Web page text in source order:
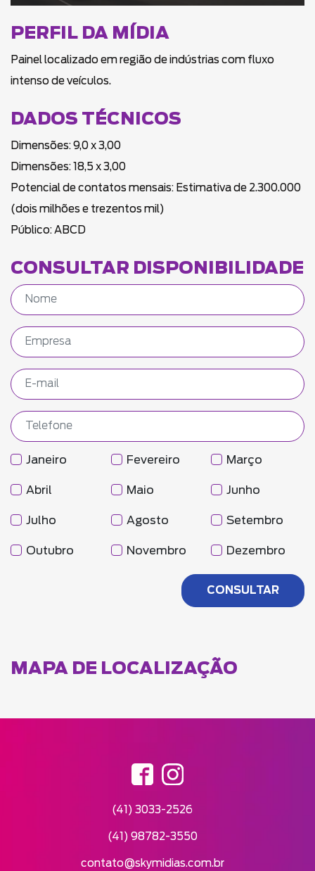
PERFIL DA MÍDIA
Painel localizado em região de indústrias com fluxo
intenso de veículos.
DADOS TÉCNICOS
Dimensões: 9,0 x 3,00
Dimensões: 18,5 x 3,00
Potencial de contatos mensais: Estimativa de 2.300.000
(dois milhões e trezentos mil)
Público: ABCD
CONSULTAR DISPONIBILIDADE
Janeiro Fevereiro Março
Abril Maio Junho
Julho Agosto Setembro
Outubro Novembro Dezembro
MAPA DE LOCALIZAÇÃO
(41) 3033-2526
(41) 98782-3550
contato@skymidias.com.br